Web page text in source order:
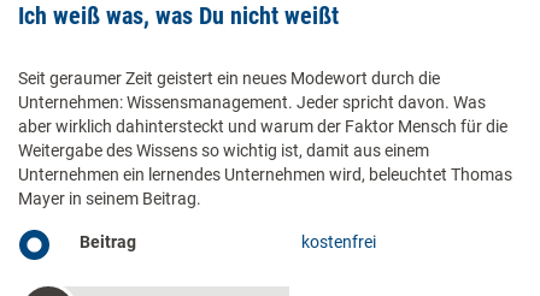
Ich weiß was, was Du nicht weißt
Seit geraumer Zeit geistert ein neues Modewort durch die
Unternehmen: Wissensmanagement. Jeder spricht davon. Was
aber wirklich dahintersteckt und warum der Faktor Mensch für die
Weitergabe des Wissens so wichtig ist, damit aus einem
Unternehmen ein lernendes Unternehmen wird, beleuchtet Thomas
Mayer in seinem Beitrag.
Beitrag kostenfrei